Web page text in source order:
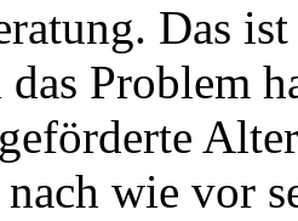
Das
Problem
nach wie vor